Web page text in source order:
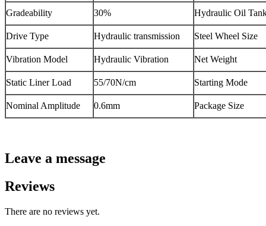
Gradeability 30% Hydraulic Oil
Drive Type Hydraulic transmission Steel Wheel Size
Vibration Model Hydraulic Vibration Net Weight
Static Liner Load 55/70N/cm Starting Mode
Nominal Amplitude 0.6mm Package Size
Leave a message
Reviews
There are no reviews yet.